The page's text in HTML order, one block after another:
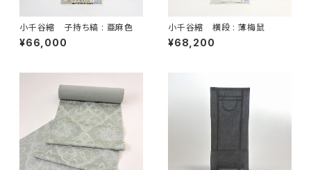
小千谷縮 子持ち縞 : 亜麻色
¥66,000
小千谷縮 横段 : 薄梅鼠
¥68,200